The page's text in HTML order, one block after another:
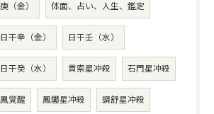
庚（金） 体面、占い、人生、鑑定
日干辛（金） 日干壬（水）
日干癸（水） 貫索星冲殺 石門星冲殺
鳳覚醒 鳳閣星冲殺 調舒星冲殺